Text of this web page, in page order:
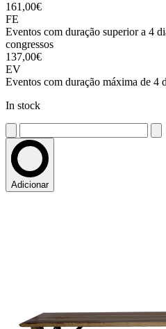
161,00€
FE
Eventos com duração superior a 4
congressos
137,00€
EV
Eventos com duração máxima de 4
In stock
Adicionar